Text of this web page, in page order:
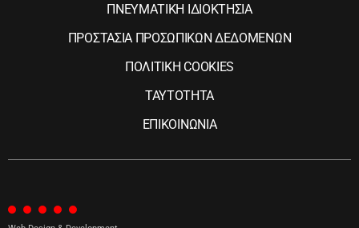
ΠΝΕΥΜΑΤΙΚΗ ΙΔΙΟΚΤΗΣΙΑ
ΠΡΟΣΤΑΣΙΑ ΠΡΟΣΩΠΙΚΩΝ ΔΕΔΟΜΕΝΩΝ
ΠΟΛΙΤΙΚΗ COOKIES
ΤΑΥΤΟΤΗΤΑ
ΕΠΙΚΟΙΝΩΝΙΑ